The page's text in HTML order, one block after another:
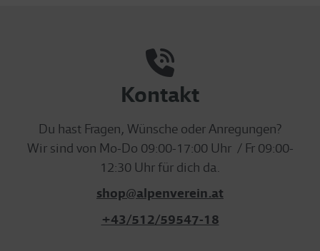
Kontakt
Du hast Fragen, Wünsche oder Anregungen?
Wir sind von Mo-Do 09:00-17:00 Uhr / Fr 09:00-
12:30 Uhr für dich da.
shop@alpenverein.at
+43/512/59547-18